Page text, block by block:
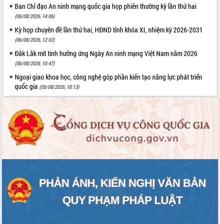
Phó Chủ tịch Thường trực UBND tỉnh
Hồ Thị Nguyên Thảo làm việc tại Trung
tâm Phục vụ hành chính công xã Ea
Phê
Xây dựng nền hành chính số đồng
hành cùng nông dân dân, doanh nghiệp
đấu có 77% xã đạt chuẩn nông thôn
mới
nghiệp Đắk Lắk tăng trưởng bứt phá
Triển khai đồng bộ đo đạc, lập hồ sơ
địa chính, hoàn thiện cơ sở dữ liệu đất
đai
Ứng dụng sinh trắc học - Bước tiến
Lắk
Đắk Lắk nâng cao hiệu quả công tác
Đảng từ Sổ tay đảng viên điện tử
Ban Chỉ đạo An ninh mạng quốc gia họp phiên thường kỳ lần thứ hai
(06/08/2026, 14:06)
Kỳ họp chuyên đề lần thứ hai, HĐND tỉnh khóa XI, nhiệm kỳ 2026-2031
(06/08/2026, 12:02)
Đắk Lắk mít tinh hưởng ứng Ngày An ninh mạng Việt Nam năm 2026
(06/08/2026, 10:47)
Ngoại giao khoa học, công nghệ góp phần kiến tạo năng lực phát triển
quốc gia (05/08/2026, 18:13)